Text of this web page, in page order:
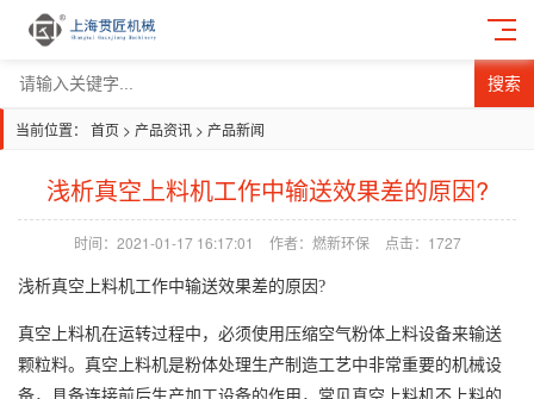
搜索
当前位置： 首页 > 产品资讯 > 产品新闻
浅析真空上料机工作中输送效果差的原因?
时间：2021-01-17 16:17:01 作者：燃新环保 点击： 1727
浅析真空上料机工作中输送效果差的原因 ?
真空上料机在运转过程中，必须使用 压缩空气粉体上料设备来输送
颗粒料。真空上料机是粉体处理生产制造工艺中非常重要的机械设